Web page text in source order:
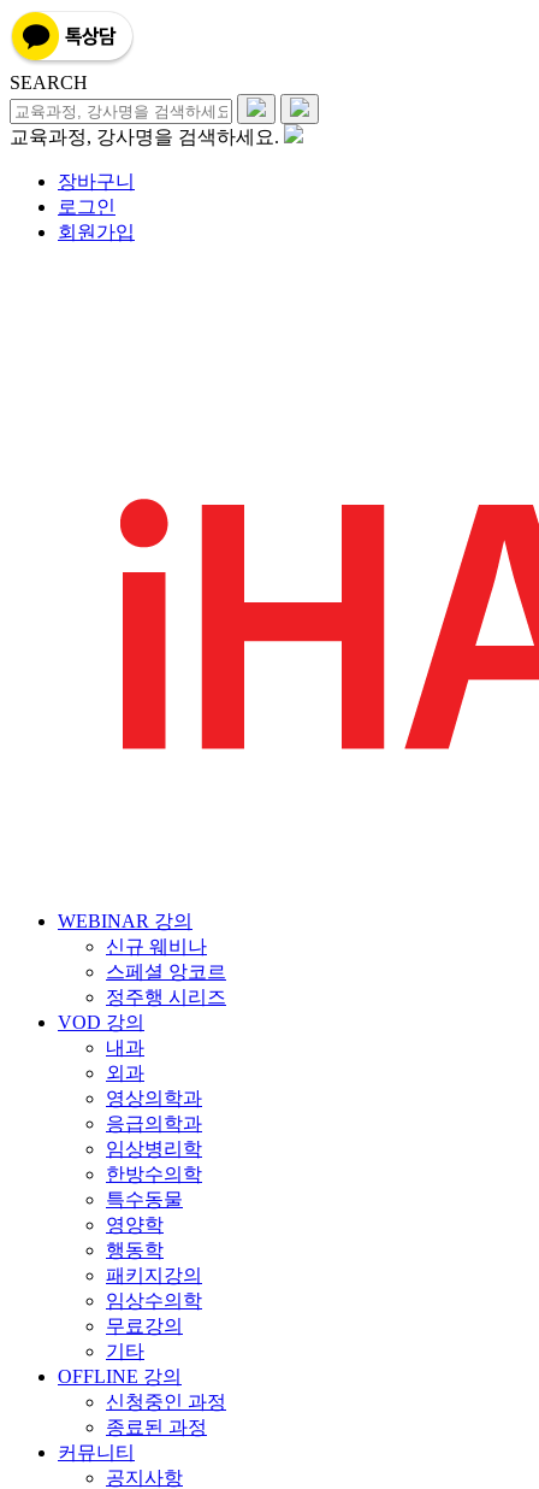
SEARCH
교육과정, 강사명을 검색하세요.
장바구니
로그인
회원가입
WEBINAR 강의
신규 웨비나
스페셜 앙코르
정주행 시리즈
VOD 강의
내과
외과
영상의학과
응급의학과
임상병리학
한방수의학
특수동물
영양학
행동학
패키지강의
임상수의학
무료강의
기타
OFFLINE 강의
신청중인 과정
종료된 과정
커뮤니티
공지사항